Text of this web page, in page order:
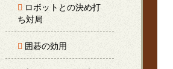
ロボットとの決め打
ち対局
囲碁の効用